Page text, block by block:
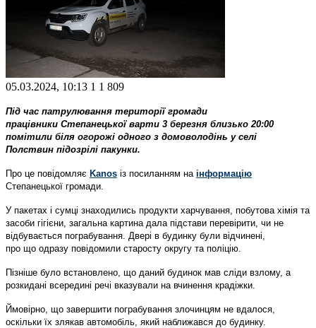
05.03.2024, 10:13 1 1 809
Під час патрулювання території громади
працівники Степанецької варти 3 березня близько 20:00
помітили біля огорожі одного з домоволодінь у селі
Полствин підозрілі пакунки.
Про це повідомляє Kanos із посиланням на інформацію
Степанецької громади.
У пакетах і сумці знаходились продукти харчування, побутова хімія та
засоби гігієни, загальна картина дала підстави перевірити, чи не
відбувається пограбування. Двері в будинку були відчинені,
про що одразу повідомили старосту округу та поліцію.
Пізніше було встановлено, що даний будинок мав сліди взлому, а
розкидані всередині речі вказували на вчинення крадіжки.
Ймовірно, що завершити пограбування злочинцям не вдалося,
оскільки їх злякав автомобіль, який наближався до будинку.